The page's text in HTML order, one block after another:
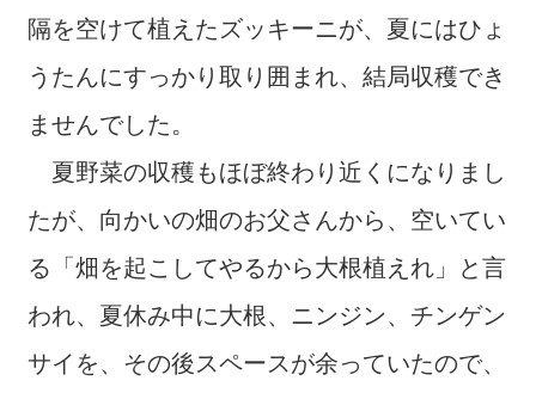
隔を空けて植えたズッキーニが、夏にはひょ
うたんにすっかり取り囲まれ、結局収穫でき
ませんでした。
夏野菜の収穫もほぼ終わり近くになりまし
たが、向かいの畑のお父さんから、空いてい
る「畑を起こしてやるから大根植えれ」と言
われ、夏休み中に大根、ニンジン、チンゲン
サイを、その後スペースが余っていたので、